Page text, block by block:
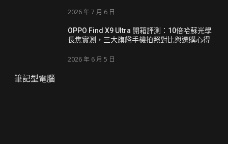
2026 年 7 月 6 日
OPPO Find X9 Ultra 開箱評測：10倍哈蘇光學
長焦實測，三大旗艦手機拍照對比與選購心得
2026 年 6 月 5 日
筆記型電腦